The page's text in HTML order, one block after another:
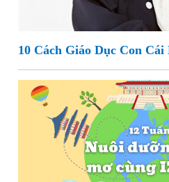
10 Cách Giáo Dục Con